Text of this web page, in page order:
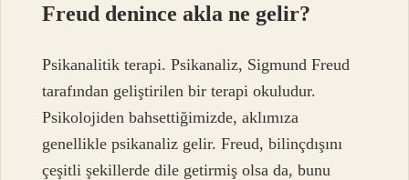
Freud denince akla ne gelir?
Psikanalitik terapi. Psikanaliz, Sigmund Freud
tarafından geliştirilen bir terapi okuludur.
Psikolojiden bahsettiğimizde, aklımıza
genellikle psikanaliz gelir. Freud, bilinçdışını
çeşitli şekillerde dile getirmiş olsa da, bunu